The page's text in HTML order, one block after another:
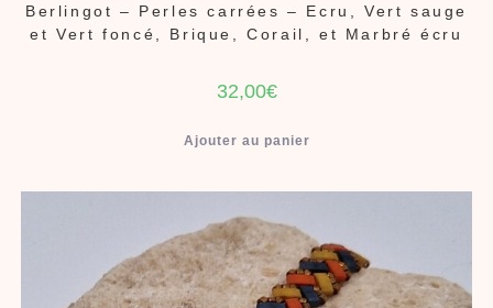
Berlingot – Perles carrées – Ecru, Vert sauge
et Vert foncé, Brique, Corail, et Marbré écru
32,00€
Ajouter au panier